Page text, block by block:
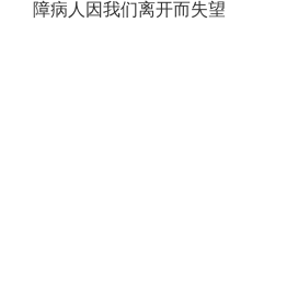
障病人因我们离开而失望